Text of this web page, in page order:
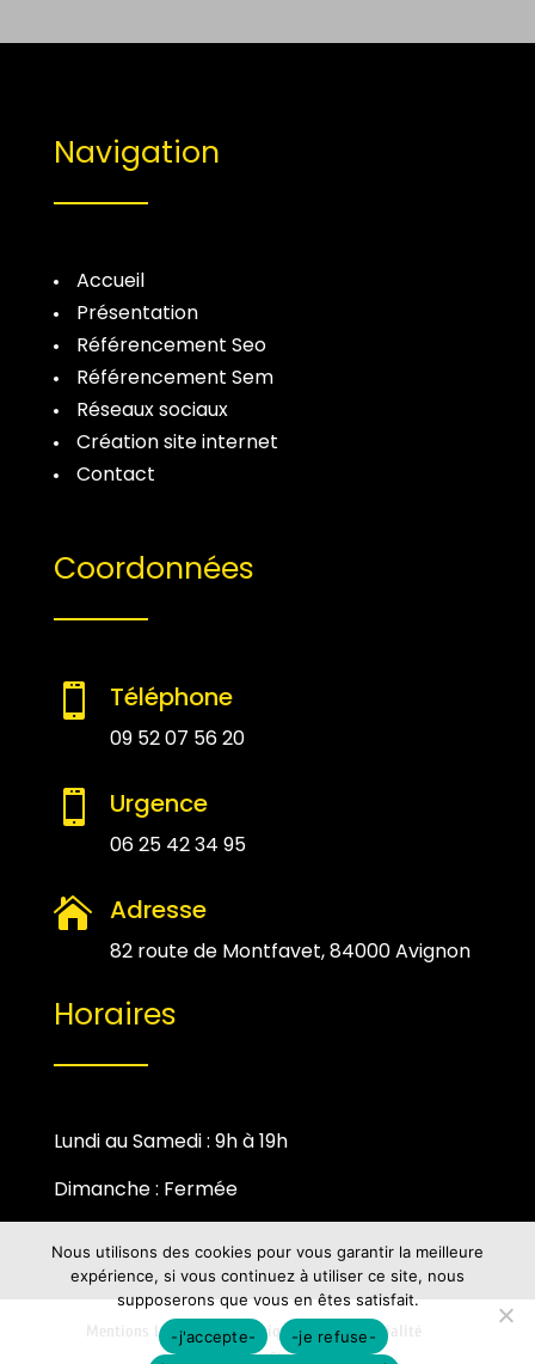
Navigation
Accueil
Présentation
Référencement Seo
Référencement Sem
Réseaux sociaux
Création site internet
Contact
Coordonnées
 Téléphone
09 52 07 56 20
 Urgence
06 25 42 34 95
 Adresse
82 route de Montfavet, 84000 Avignon
Horaires
Lundi au Samedi : 9h à 19h
Dimanche : Fermée
Mentions Légales
Politique de Confidentialité
Plan du Site
Nous utilisons des cookies pour vous garantir la meilleure
expérience, si vous continuez à utiliser ce site, nous
supposerons que vous en êtes satisfait.
-j'accepte-
-je refuse-